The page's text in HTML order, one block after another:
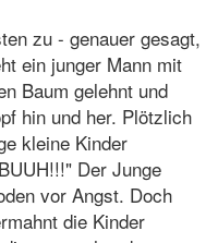
zu - genauer gesagt,
ein junger Mann mit
Baum gelehnt und
hin und her. Plötzlich
kleine Kinder
Der Junge
vor Angst. Doch
die Kinder